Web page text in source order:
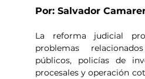
Por: Salvador
La reforma judicial
problemas
públicos, policías de
procesales y operación